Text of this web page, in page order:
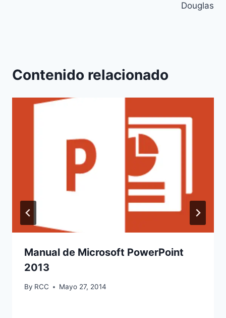
Douglas
Contenido relacionado
Manual de Microsoft PowerPoint
2013
By RCC Mayo 27, 2014